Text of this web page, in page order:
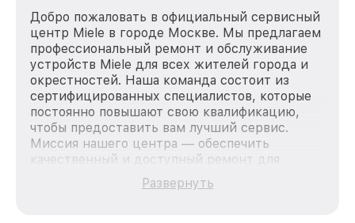
Добро пожаловать в официальный сервисный
центр Miele в городе Москве. Мы предлагаем
профессиональный ремонт и обслуживание
устройств Miele для всех жителей города и
окрестностей. Наша команда состоит из
сертифицированных специалистов, которые
постоянно повышают свою квалификацию,
чтобы предоставить вам лучший сервис.
Миссия нашего центра — обеспечить
качественный и доступный ремонт для
каждого пользователя продукции Miele, вне
зависимости от сложности поломки. Мы
Развернуть